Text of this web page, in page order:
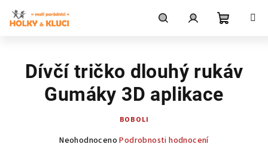
obsah
košík
Dívčí tričko dlouhý rukáv
Gumáky 3D aplikace
BOBOLI
Průměrné
Neohodnoceno Podrobnosti hodnocení